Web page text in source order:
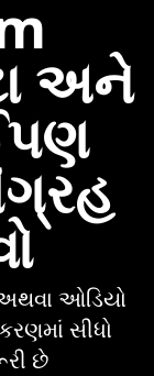
અને
અથવા ઓડિયો
સીધો
છે